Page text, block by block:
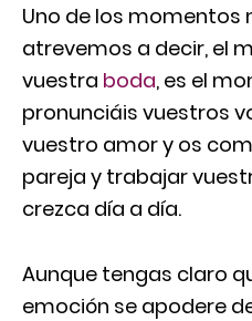
Uno de los momentos
atrevemos a decir, el
vuestra boda, es el
pronunciáis vuestros
vuestro amor y os
pareja y trabajar
crezca día a día.
Aunque tengas claro
emoción se apodere